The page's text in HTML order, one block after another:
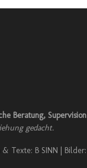
Beratung,
gedacht.
& Texte: B SINN | Bilder: